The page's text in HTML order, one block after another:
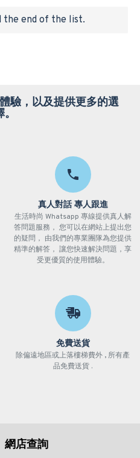
the end of the list.
驗，以及提供更多的選
真人對話 專人跟進
生活時尚 Whatsapp 專線提供真人解
答問題服務， 您可以在網站上提出您
的疑問， 由我們的專業團隊為您提供
精準的解答， 讓您快速解決問題，享
受更優質的使用體驗。
免費送貨
除偏遠地區或上落樓梯費外 , 所有產
品免費送貨 .
網店查詢